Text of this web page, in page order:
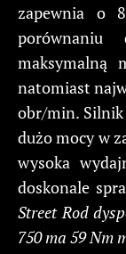
zapewnia o
maksymalną
natomiast
obr/min. Silnik
dużo mocy w
wysoka
doskonale
Street Rod
750 ma 59 Nm